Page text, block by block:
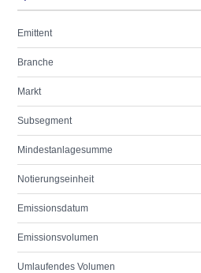
Emittent
Branche
Markt
Subsegment
Mindestanlagesumme
Notierungseinheit
Emissionsdatum
Emissionsvolumen
Umlaufendes Volumen